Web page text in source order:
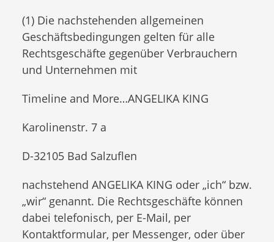
(1) Die nachstehenden allgemeinen
Geschäftsbedingungen gelten für alle
Rechtsgeschäfte gegenüber Verbrauchern
und Unternehmen mit
Timeline and More…ANGELIKA KING
Karolinenstr. 7 a
D-32105 Bad Salzuflen
nachstehend ANGELIKA KING oder „ich“ bzw.
„wir“ genannt. Die Rechtsgeschäfte können
dabei telefonisch, per E-Mail, per
Kontaktformular, per Messenger, oder über